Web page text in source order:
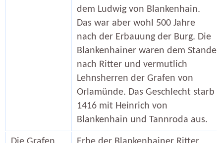
dem Ludwig von Blankenhain.
Das war aber wohl 500 Jahre
nach der Erbauung der Burg. Die
Blankenhainer waren dem Stande
nach Ritter und vermutlich
Lehnsherren der Grafen von
Orlamünde. Das Geschlecht starb
1416 mit Heinrich von
Blankenhain und Tannroda aus.